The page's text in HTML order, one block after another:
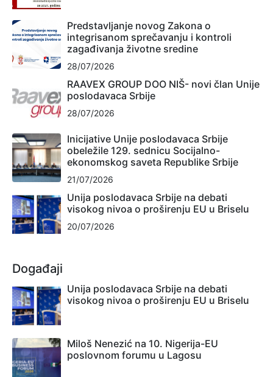
Predstavljanje novog Zakona o
integrisanom sprečavanju i kontroli
zagađivanja životne sredine
28/07/2026
RAAVEX GROUP DOO NIŠ- novi član Unije
poslodavaca Srbije
28/07/2026
Inicijative Unije poslodavaca Srbije
obeležile 129. sednicu Socijalno-
ekonomskog saveta Republike Srbije
21/07/2026
Unija poslodavaca Srbije na debati
visokog nivoa o proširenju EU u Briselu
20/07/2026
Događaji
Unija poslodavaca Srbije na debati
visokog nivoa o proširenju EU u Briselu
Miloš Nenezić na 10. Nigerija-EU
poslovnom forumu u Lagosu